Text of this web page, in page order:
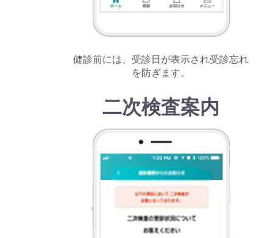
健診前には、受診日が表示され受診忘れ
を防ぎます。
二次検査案内